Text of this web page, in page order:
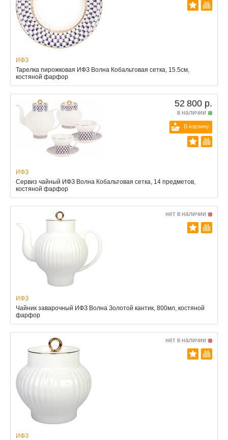
ИФЗ
Тарелка пирожковая ИФЗ Волна Кобальтовая сетка, 15.5см,
костяной фарфор
52 800 р.
в наличии
В корзину
ИФЗ
Сервиз чайный ИФЗ Волна Кобальтовая сетка, 14 предметов,
костяной фарфор
нет в наличии
ИФЗ
Чайник заварочный ИФЗ Волна Золотой кантик, 800мл, костяной
фарфор
нет в наличии
ИФЗ